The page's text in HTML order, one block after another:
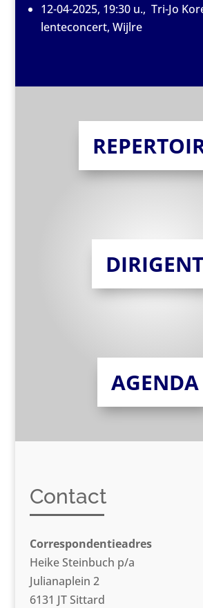
12-04-2025, 19:30 u., Tri-Jo
lenteconcert, Wijlre
DIRIGENT
AGENDA
Contact
Correspondentieadres
Heike Steinbuch p/a
Julianaplein 2
6131 JT Sittard